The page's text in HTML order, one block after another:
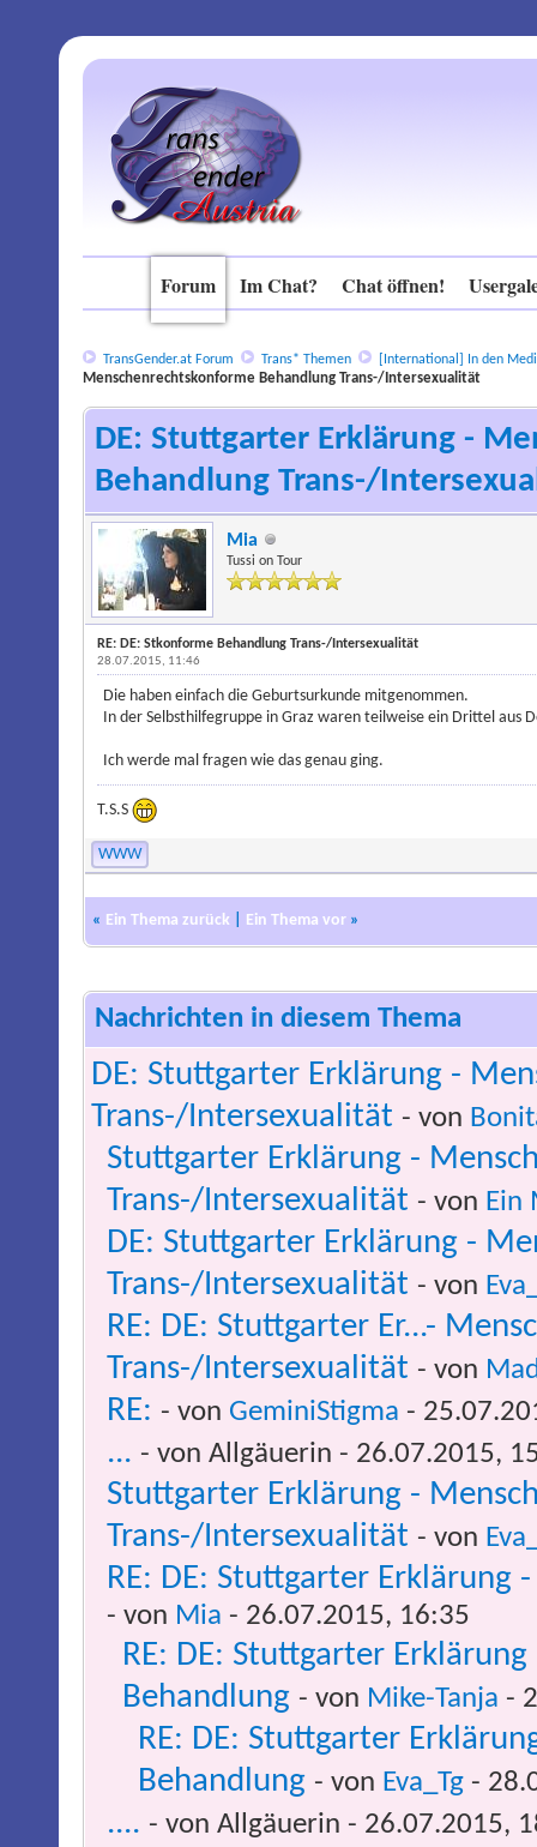
Forum Im Chat? Chat öffnen!
TransGender.at Forum Trans* Themen [International] In den
Menschenrechtskonforme Behandlung Trans-/Intersexualität
DE: Stuttgarter Erklärung -
Behandlung Trans-/
Mia
Tussi on Tour
RE: DE: Stkonforme Behandlung Trans-/Intersexualität
28.07.2015, 11:46
Die haben einfach die Geburtsurkunde mitgenommen.
In der Selbsthilfegruppe in Graz waren teilweise ein Drittel aus
Ich werde mal fragen wie das genau ging.
T.S.S
WWW
« Ein Thema zurück Ein Thema vor »
Nachrichten in diesem Thema
DE: Stuttgarter Erklärung -
Trans-/Intersexualität - von
Stuttgarter Erklärung -
Trans-/Intersexualität - von Ein
DE: Stuttgarter Erklärung -
Trans-/Intersexualität - von
RE: DE: Stuttgarter Er...-
Trans-/Intersexualität - von
RE: - von GeminiStigma -
... - von Allgäuerin - 26.07.2015,
Stuttgarter Erklärung -
Trans-/Intersexualität - von
RE: DE: Stuttgarter Erklärung
- von Mia - 26.07.2015, 16:35
RE: DE: Stuttgarter
Behandlung - von Mike-Tanja -
RE: DE: Stuttgarter
Behandlung - von Eva_Tg -
.... - von Allgäuerin - 26.07.2015,